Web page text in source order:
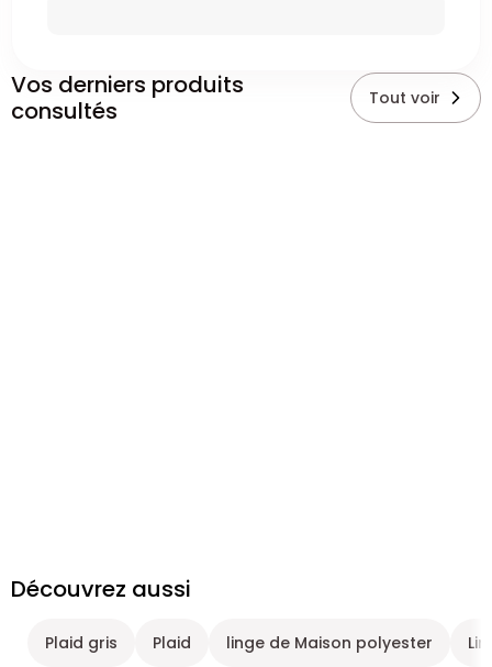
Vos derniers produits
consultés
Tout voir
Découvrez aussi
Plaid gris Plaid linge de Maison polyester